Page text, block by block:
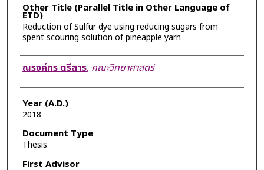
Other Title (Parallel Title in Other Language of
ETD)
Reduction of Sulfur dye using reducing sugars from
spent scouring solution of pineapple yarn
Author
ณรงค์กร ตรีสาร, คณะวิทยาศาสตร์
Year (A.D.)
2018
Document Type
Thesis
First Advisor